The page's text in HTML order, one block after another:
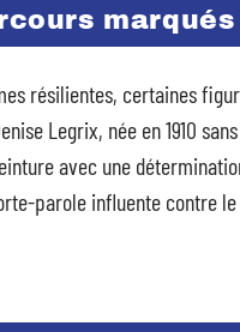
résilientes, certaines
Legrix, née en 1910
avec une
parole influente contre